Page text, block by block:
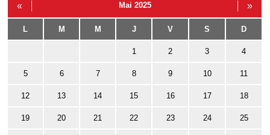
« Mai 2025 »
L M M J V S D
1 2 3 4
5 6 7 8 9 10 11
12 13 14 15 16 17 18
19 20 21 22 23 24 25